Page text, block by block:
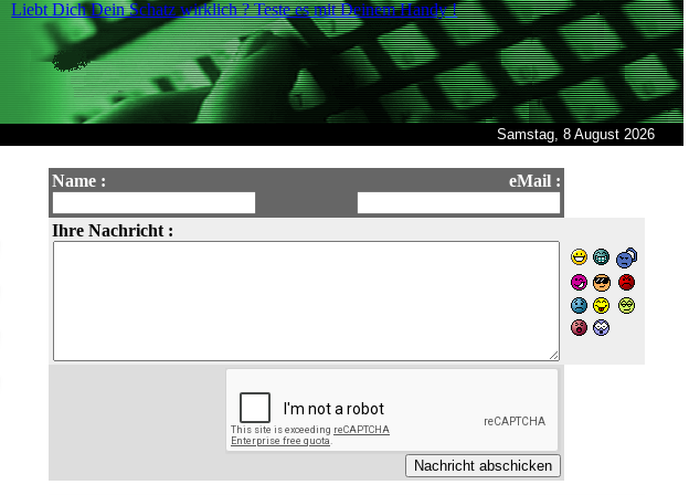
Samstag, 8 August 2026
Name : eMail :
Ihre Nachricht :
Liebt Dich Dein Schatz wirklich ? Teste es mit Deinem Handy !